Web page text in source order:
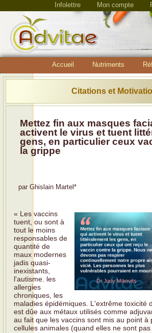
Infolettre Mon compte
Accueil Nutriments
Citations et
Mettez fin aux masques
activent le virus et tuent
gens, en particulier ceux
la grippe
par Ghislain Martel *
« Les vaccins
tuent, ou sont à
tout le moins
responsables de
quantité de
maux modernes
jadis quasi-
inexistants,
l'autisme. les
allergies
chroniques, les
maladies épidémiques. L'extrême toxicité
est dûe aux métaux utilisés comme
au fait que les vaccins sont mis au point à
cellules animales (quand elles ne sont